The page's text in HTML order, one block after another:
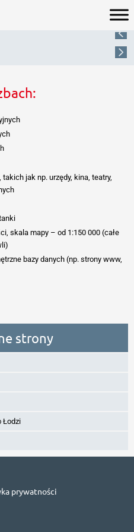
różne dane pozyskane drogą
zapewnia m.in. możliwość
jak np. urzędy, kina, teatry,
skala mapy – od 1:150 000 (całe
bazy danych (np. strony www,
strony
Łodzi
prywatności